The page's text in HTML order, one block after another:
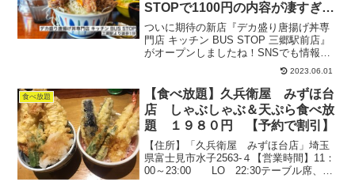
STOPで1100円の内容が凄すぎ
た。
ついに期待の新店『デカ盛り唐揚げ丼専
門店 キッチン BUS STOP 三郷駅前店』
がオープンしましたね！SNSでも情報を
追っていましたが、メニューの数をはじ
め、料金もぶっ飛んでる内容でさっそく
食べに行ってみることに。ルールなどは
一度行けば分...
2023.06.01
食べ放題
【食べ放題】久兵衛屋 みずほ台
店 しゃぶしゃぶ＆天ぷら食べ放
題 １９８０円 【予約で割引】
【住所】「久兵衛屋 みずほ台店」埼玉
県富士見市水子2563-４【営業時間】11：
00～23:00 LO 22:30テーブル席、座